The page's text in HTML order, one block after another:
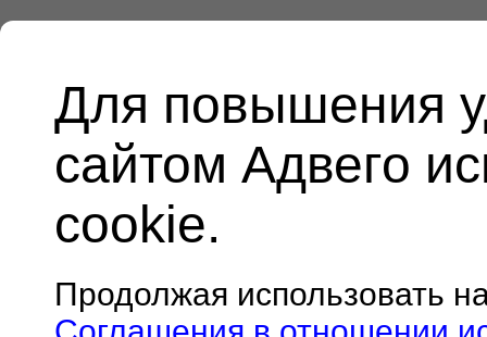
Для повышения
сайтом Адвего
cookie.
Продолжая использовать